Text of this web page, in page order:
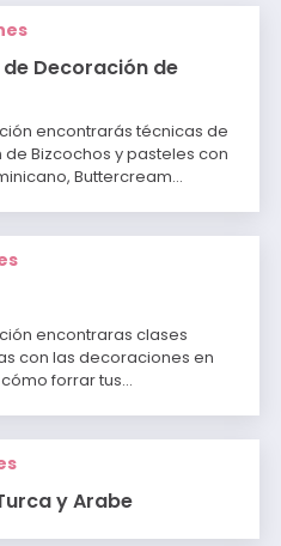
Decoración de
encontrarás técnicas de
Bizcochos y pasteles con
Buttercream…
encontraras clases
con las decoraciones en
cómo forrar tus…
y Arabe